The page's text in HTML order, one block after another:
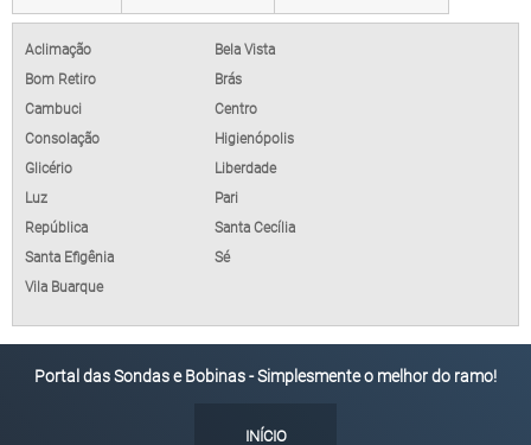
Aclimação
Bela Vista
Bom Retiro
Brás
Cambuci
Centro
Consolação
Higienópolis
Glicério
Liberdade
Luz
Pari
República
Santa Cecília
Santa Efigênia
Sé
Vila Buarque
Portal das Sondas e Bobinas - Simplesmente o melhor do ramo!
INÍCIO